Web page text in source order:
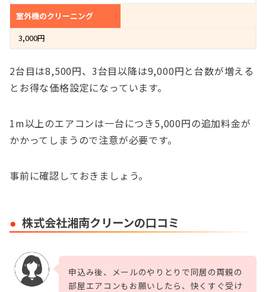
室外機のクリーニング
3,000円
2台目は8,500円、3台目以降は9,000円と台数が増える
とお得な価格設定になっています。
1m以上のエアコンは一台につき5,000円の追加料金が
かかってしまうので注意が必要です。
事前に確認しておきましょう。
株式会社湘南クリーンの口コミ
申込み後、メールのやりとりで同居の両親の
部屋エアコンもお願いしたら、快くすぐ受け